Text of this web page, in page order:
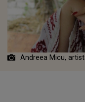
Andreea Micu,